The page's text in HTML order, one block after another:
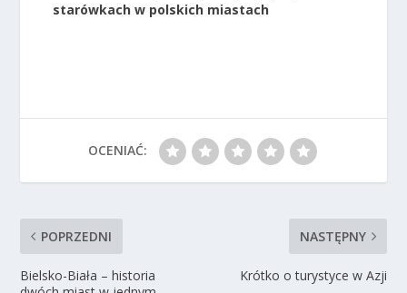
starówkach w polskich miastach
OCENIAĆ:
POPRZEDNI
Bielsko-Biała – historia
NASTĘPNY
Krótko o turystyce w Azji